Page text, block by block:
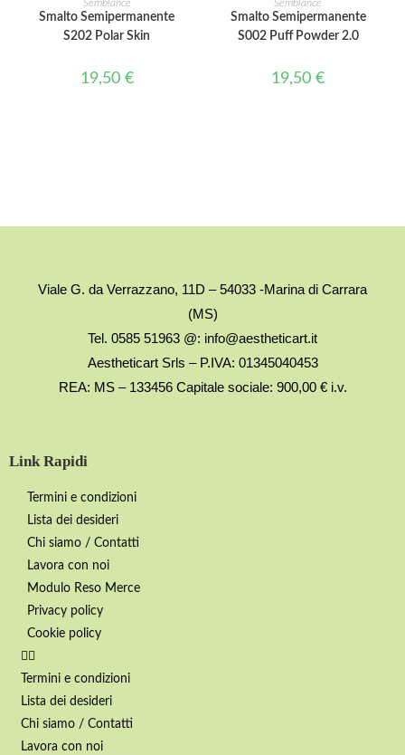
Semblance
Smalto Semipermanente
S202 Polar Skin
19,50 €
Semblance
Smalto Semipermanente
S002 Puff Powder 2.0
19,50€
Viale G. da Verrazzano, 11D – 54033 -Marina di Carrara
(MS)
Tel. 0585 51963 @: info@aestheticart.it
Aestheticart Srls – P.IVA: 01345040453
REA: MS – 133456 Capitale sociale: 900,00 € i.v.
Link Rapidi
Termini e condizioni
Lista dei desideri
Chi siamo / Contatti
Lavora con noi
Modulo Reso Merce
Privacy policy
Cookie policy
Termini e condizioni
Lista dei desideri
Chi siamo / Contatti
Lavora con noi